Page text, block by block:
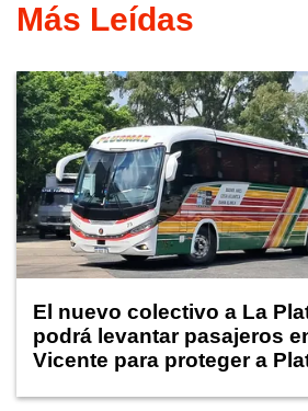
Más Leídas
El nuevo colectivo a La
podrá levantar pasajeros
Vicente para proteger a